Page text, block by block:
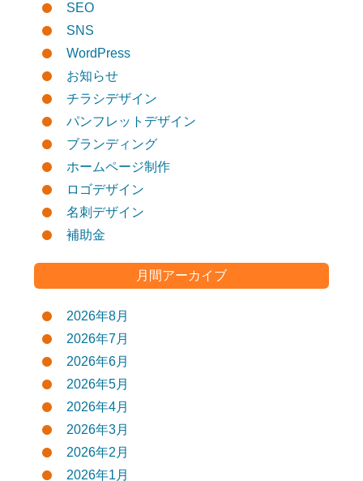
SEO
SNS
WordPress
お知らせ
チラシデザイン
パンフレットデザイン
ブランディング
ホームページ制作
ロゴデザイン
名刺デザイン
補助金
月間アーカイブ
2026年8月
2026年7月
2026年6月
2026年5月
2026年4月
2026年3月
2026年2月
2026年1月